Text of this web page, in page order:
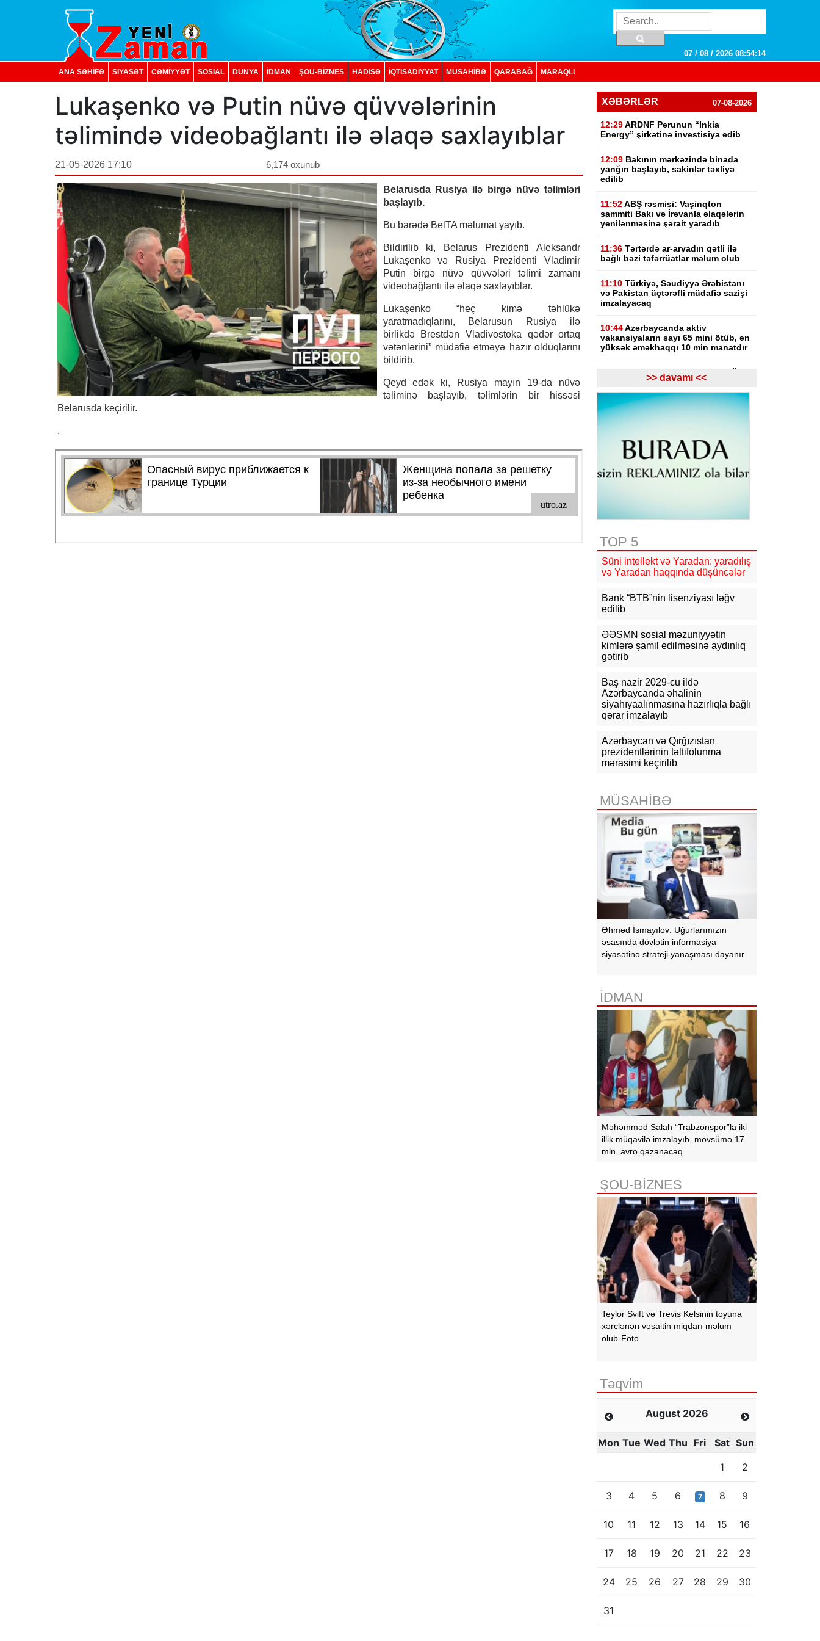
07 / 08 / 2026 08:54:15
ANA SƏHİFƏ SİYASƏT CƏMİYYƏT SOSIAL DÜNYA İDMAN ŞOU-BİZNES HADISƏ İQTISADIYYAT MÜSAHİBƏ QARABAĞ MARAQLI
Lukaşenko və Putin nüvə qüvvələrinin
təlimində videobağlantı ilə əlaqə saxlayıblar
21-05-2026 17:10 6,174 oxunub
Belarusda Rusiya ilə birgə nüvə təlimləri
başlayıb.
Bu barədə BelTA məlumat yayıb.
Bildirilib ki, Belarus Prezidenti Aleksandr
Lukaşenko və Rusiya Prezidenti Vladimir
Putin birgə nüvə qüvvələri təlimi zamanı
videobağlantı ilə əlaqə saxlayıblar.
Lukaşenko “heç kimə təhlükə
yaratmadıqlarını, Belarusun Rusiya ilə
birlikdə Brestdən Vladivostoka qədər ortaq
vətənlərini” müdafiə etməyə hazır olduqlarını
bildirib.
Qeyd edək ki, Rusiya mayın 19-da nüvə
təliminə başlayıb, təlimlərin bir hissəsi
Belarusda keçirilir.
.
XƏBƏRLƏR 07-08-2026
12:29 ARDNF Perunun “Inkia
Energy” şirkətinə investisiya edib
12:09 Bakının mərkəzində binada
yanğın başlayıb, sakinlər təxliyə
edilib
11:52 ABŞ rəsmisi: Vaşinqton
sammiti Bakı və İrəvanla əlaqələrin
yenilənməsinə şərait yaradıb
11:36 Tərtərdə ar-arvadın qətli ilə
bağlı bəzi təfərrüatlar məlum olub
11:10 Türkiyə, Səudiyyə Ərəbistanı
və Pakistan üçtərəfli müdafiə sazişi
imzalayacaq
10:44 Azərbaycanda aktiv
vakansiyaların sayı 65 mini ötüb, ən
yüksək əməkhaqqı 10 min manatdır
Paşinyan: Ermənistanın Aİİ-yə
alternativ olaraq Aİ üzvlüyü variantı
hazırda mövcud deyil
09:57 İndiyə qədər 7 mindən çox
şəxs kolleclərə qəbul üzrə ixtisas
09:43 Rusiyadan Ermənistana
Azərbaycandan keçməklə 8 vaqon
buğda, 10 vaqon daş kömür
09:21ABŞ kəşfiyyatı Rusiya–NATO
müharibəsi ilə bağlı yeni
proqnozunu açıqlayıb
09:10 Qalibaf: ABŞ-nin İrana
genişmiqyaslı hücumu gözlənilir
08:57 Pezeşkian: ABŞ İranın tətbiq
edilən təzyiqlər nəticəsində süqut
edəcəyini düşünürdü
19:10 Məhəmməd Salah
“Trabzonspor”la iki illik müqavilə
imzalayıb, mövsümə 17 mln. avro
19:03 Rubinyan Matviyenkoya ixrac
məhdudiyyətlərindən narahatlığını
>> davamı <<
TOP 5
Süni intellekt və Yaradan: yaradılış
və Yaradan haqqında düşüncələr
Bank “BTB”nin lisenziyası ləğv
edilib
ƏƏSMN sosial məzuniyyətin
kimlərə şamil edilməsinə aydınlıq
gətirib
Baş nazir 2029-cu ildə
Azərbaycanda əhalinin
siyahıyaalınmasına hazırlıqla bağlı
qərar imzalayıb
Azərbaycan və Qırğızıstan
prezidentlərinin təltifolunma
mərasimi keçirilib
MÜSAHİBƏ
Əhməd İsmayılov: Uğurlarımızın
əsasında dövlətin informasiya
siyasətinə strateji yanaşması dayanır
İDMAN
Məhəmməd Salah “Trabzonspor”la iki
illik müqavilə imzalayıb, mövsümə 17
mln. avro qazanacaq
ŞOU-BİZNES
Teylor Svift və Trevis Kelsinin toyuna
xərclənən vəsaitin miqdarı məlum
olub-Foto
Təqvim
August 2026
Mon Tue Wed Thu Fri Sat Sun
1
2
3 4 5 6 7 8 9
10 11 12 13 14 15 16
17 18 19 20 21 22 23
24 25 26 27 28 29 30
31